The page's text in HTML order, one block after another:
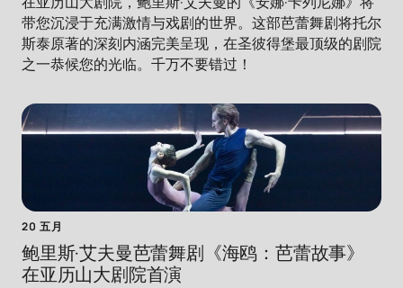
带您沉浸于充满激情与戏剧的世界。这部芭蕾舞剧将托尔
斯泰原著的深刻内涵完美呈现，在圣彼得堡最顶级的剧院
之一恭候您的光临。千万不要错过！
20 五月
鲍里斯·艾夫曼芭蕾舞剧《海鸥：芭蕾故事》
在亚历山大剧院首演